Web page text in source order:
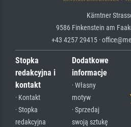
Kärntner
9586 Finkenstein am
+43 4257 29415 ·
Stopka
redakcyjna i
kontakt
· Kontakt
· Stopka
redakcyjna
Dodatkowe
informacje
· Własny
motyw
· Sprzedaj
swoją sztukę